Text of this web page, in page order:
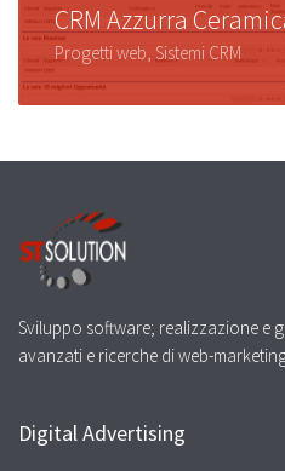
CRM Azzurra
Progetti web, Sistemi CRM
Sviluppo software; realizzazione e
avanzati e ricerche di web-
Digital Advertising